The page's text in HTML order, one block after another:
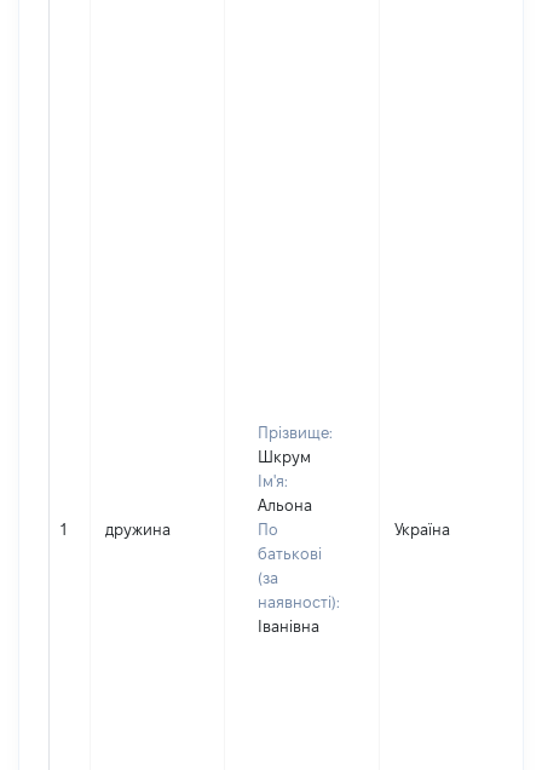
1 дружина
Прізвище:
Шкрум
Ім'я:
Альона
По
батькові
(за
наявності):
Іванівна
Україна